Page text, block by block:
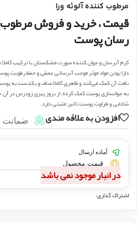
مرطوب کننده آلوئه ورا
قیمت ، خرید و فروش
رسان پوست
کرم آبرسان و جوان کننده صورت مشکستان با ترکیب کاملا
دارا بودن مواد موثر موجب آبرسانی عمقی و حفظ رطوبت
بافت آن کمک می‌کند و ظاهری کاملا صاف و یکدست به
به جوانسازی پوست کمک کرده، از بروز پیری زودرس در آن
شادابی و طراوت پوست تاثیر مثبتی دارد.
افزودن به علاقه مندی ضمانت
آماده ارسال
قیمت محصول
در انبار موجود نمی باشد
اشتراک گذاری: